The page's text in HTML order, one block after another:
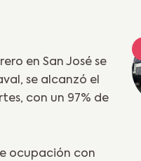
en San José se
se alcanzó el
con un 97% de
ocupación con